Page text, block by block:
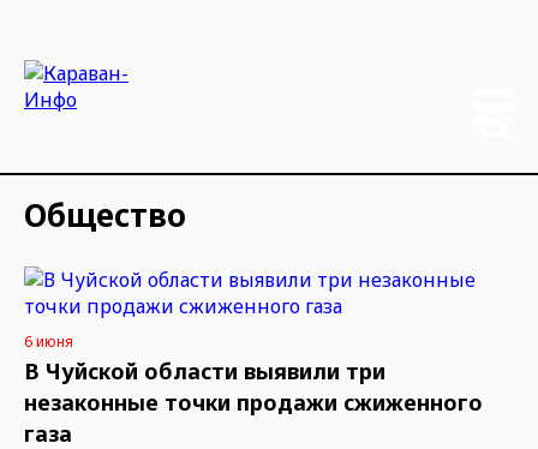
Общество
6 июня
В Чуйской области выявили три
незаконные точки продажи сжиженного
газа